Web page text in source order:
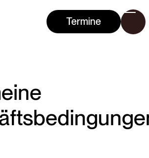
Termine